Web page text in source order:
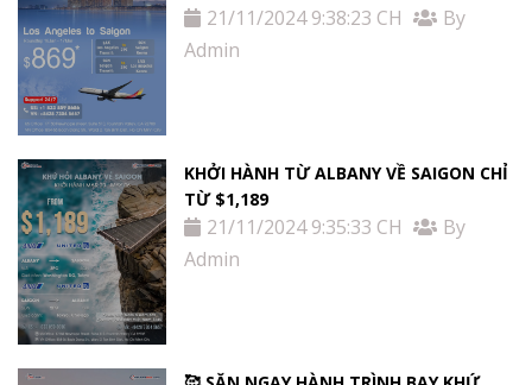
21/11/2024 9:38:23 CH
By
Admin
KHỞI HÀNH TỪ ALBANY VỀ SAIGON CHỈ
TỪ $1,189
21/11/2024 9:35:33 CH
By
Admin